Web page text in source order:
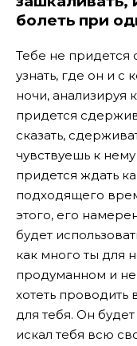
болеть при
Тебе не придется
узнать, где он и с
ночи, анализируя
придется
сказать,
чувствуешь к нему
придется ждать
подходящего
этого, его
будет
как много ты для
продуманном и
хотеть проводить
для тебя. Он
искал тебя всю